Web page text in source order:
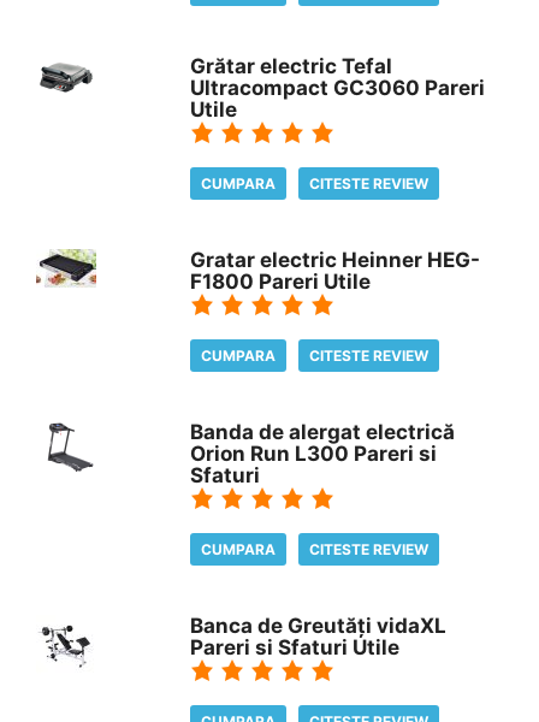
Grătar electric Tefal
Ultracompact GC3060 Pareri
Utile
CUMPARA CITESTE REVIEW
Gratar electric Heinner HEG-
F1800 Pareri Utile
CUMPARA CITESTE REVIEW
Banda de alergat electrică
Orion Run L300 Pareri si
Sfaturi
CUMPARA CITESTE REVIEW
Banca de Greutăți vidaXL
Pareri si Sfaturi Utile